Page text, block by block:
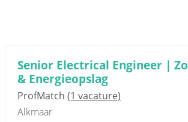
Senior Electrical Engineer |
& Energieopslag
ProfMatch (1 vacature)
Alkmaar